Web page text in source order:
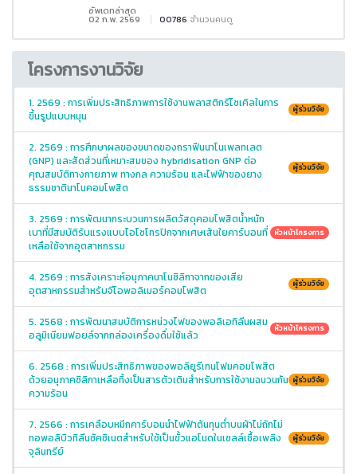
อัพเดทล่าสุด
02 ก.พ. 2569 00786 จำนวนคนดู
โครงการงานวิจัย
1. 2569 : การเพิ่มประสิทธิภาพการใช้งานพลาสติกรีไซเคิลในการ
ขึ้นรูปแบบหมุน
ผู้ร่วมวิจัย
2. 2569 : การศึกษาผลของขนาดของกราฟีนนาโนเพลทเลต
(GNP) และสัดส่วนที่เหมาะสมของ hybridisation GNP ต่อ
คุณสมบัติทางกายภาพ ทางกล ความร้อน และไฟฟ้าของยาง
ธรรมชาตินาโนคอมโพสิต
ผู้ร่วมวิจัย
3. 2569 : การพัฒนากระบวนการผลิตวัสดุคอมโพสิตน้ำหนัก
เบาที่มีสมบัติรับแรงแบบไอโซโทรปิกจากเศษเส้นใยคาร์บอนที่
เหลือใช้จากอุตสาหกรรม
หัวหน้าโครงการ
4. 2569 : การสังเคราะห์อนุภาคนาโนซิลิกาจากของเสีย
อุตสาหกรรมสำหรับจีโอพอลิเมอร์คอมโพสิต
ผู้ร่วมวิจัย
5. 2568 : การพัฒนาสมบัติการหน่วงไฟของพอลิเอทิลีนผสม
อลูมิเนียมฟอยล์จากกล่องเครื่องดื่มใช้แล้ว
หัวหน้าโครงการ
6. 2568 : การเพิ่มประสิทธิภาพของพอลิยูรีเทนโฟมคอมโพสิต
ด้วยอนุภาคซิลิกาเหลือทิ้งเป็นสารตัวเติมสำหรับการใช้งานฉนวนกัน
ความร้อน
ผู้ร่วมวิจัย
7. 2566 : การเคลือบหมึกคาร์บอนนำไฟฟ้าต้นทุนต่ำบนผ้าไม่ถักไม่
ทอพอลิบิวทิลีนซัคซิเนตสำหรับใช้เป็นขั้วแอโนดในเซลล์เชื้อเพลิง
จุลินทรีย์
ผู้ร่วมวิจัย